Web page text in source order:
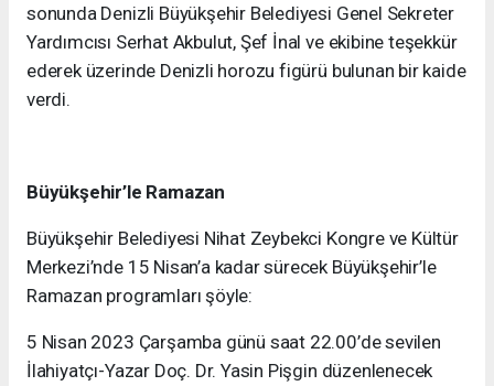
sonunda Denizli Büyükşehir Belediyesi Genel Sekreter
Yardımcısı Serhat Akbulut, Şef İnal ve ekibine teşekkür
ederek üzerinde Denizli horozu figürü bulunan bir kaide
verdi.
Büyükşehir’le Ramazan
Büyükşehir Belediyesi Nihat Zeybekci Kongre ve Kültür
Merkezi’nde 15 Nisan’a kadar sürecek Büyükşehir’le
Ramazan programları şöyle:
5 Nisan 2023 Çarşamba günü saat 22.00’de sevilen
İlahiyatçı-Yazar Doç. Dr. Yasin Pişgin düzenlenecek